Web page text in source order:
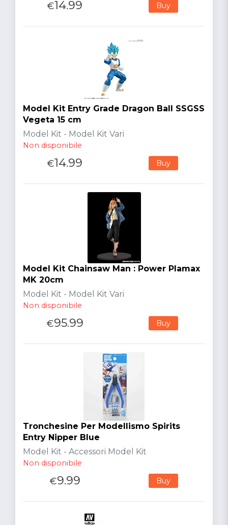
€14.99 Buy
Model Kit Entry Grade Dragon Ball SSGSS
Vegeta 15 cm
Model Kit - Model Kit Vari
Non disponibile
€14.99 Buy
Model Kit Chainsaw Man : Power Plamax
MK 20cm
Model Kit - Model Kit Vari
Non disponibile
€95.99 Buy
Tronchesine Per Modellismo Spirits
Entry Nipper Blue
Model Kit - Accessori Model Kit
Non disponibile
€9.99 Buy